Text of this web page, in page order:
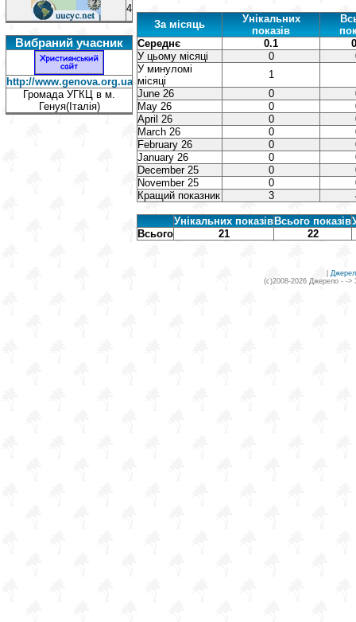
4
Вибраний учасник
http://www.genova.org.ua/
Громада УГКЦ в м.
Генуя(Італія)
За місяць
Унікальних
показів
Середнє
0.1
У цьому місяці
0
У минуломі
місяці
1
June 26
0
May 26
0
April 26
0
March 26
0
February 26
0
January 26
0
December 25
0
November 25
0
Кращий показник
3
Унікальних показів Всього показів
Всього
21 22
(c)2008-2026 Джерело - ->